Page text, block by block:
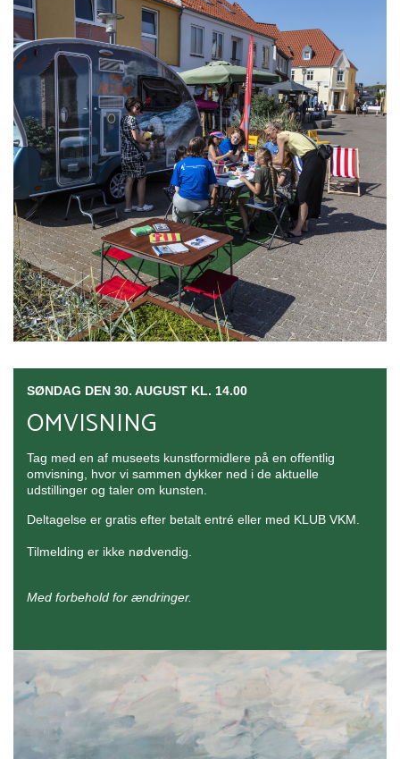
SØNDAG DEN 30. AUGUST KL. 14.00
OMVISNING
Tag med en af museets kunstformidlere på en offentlig
omvisning, hvor vi sammen dykker ned i de aktuelle
udstillinger og taler om kunsten.
Deltagelse er gratis efter betalt entré eller med KLUB VKM.
Tilmelding er ikke nødvendig.
Med forbehold for ændringer.